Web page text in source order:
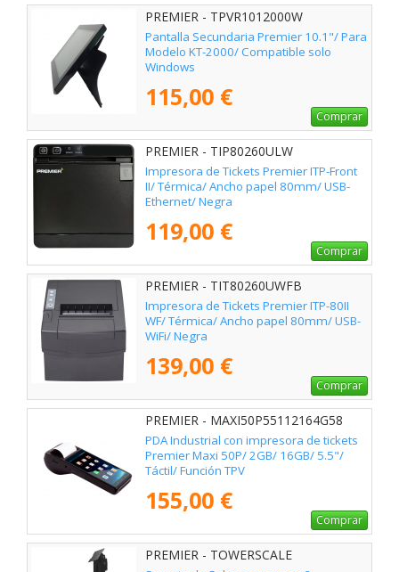
PREMIER - TPVR1012000W
Pantalla Secundaria Premier 10.1"/ Para
Modelo KT-2000/ Compatible solo
Windows
115,00 €
Comprar
PREMIER - TIP80260ULW
Impresora de Tickets Premier ITP-Front
II/ Térmica/ Ancho papel 80mm/ USB-
Ethernet/ Negra
119,00 €
Comprar
PREMIER - TIT80260UWFB
Impresora de Tickets Premier ITP-80II
WF/ Térmica/ Ancho papel 80mm/ USB-
WiFi/ Negra
139,00 €
Comprar
PREMIER - MAXI50P55112164G58
PDA Industrial con impresora de tickets
Premier Maxi 50P/ 2GB/ 16GB/ 5.5"/
Táctil/ Función TPV
155,00 €
Comprar
PREMIER - TOWERSCALE